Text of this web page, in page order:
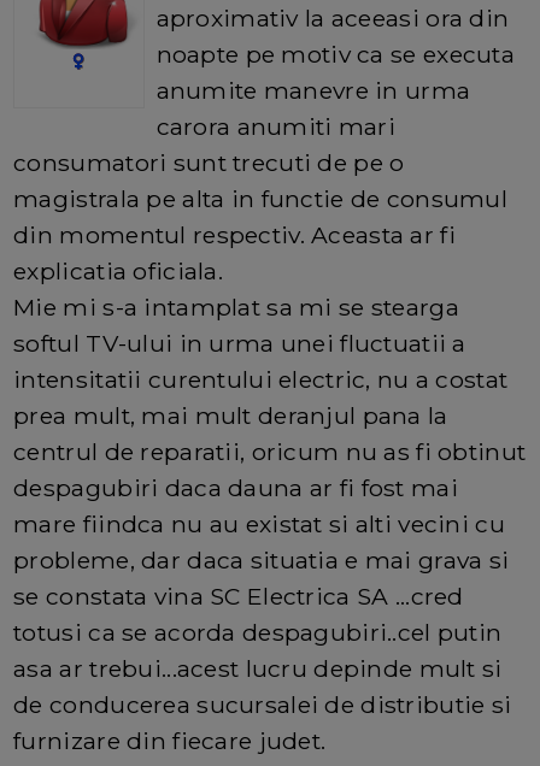
aproximativ la aceeasi ora din
noapte pe motiv ca se executa
anumite manevre in urma
carora anumiti mari
consumatori sunt trecuti de pe o
magistrala pe alta in functie de consumul
din momentul respectiv. Aceasta ar fi
explicatia oficiala.
Mie mi s-a intamplat sa mi se stearga
softul TV-ului in urma unei fluctuatii a
intensitatii curentului electric, nu a costat
prea mult, mai mult deranjul pana la
centrul de reparatii, oricum nu as fi obtinut
despagubiri daca dauna ar fi fost mai
mare fiindca nu au existat si alti vecini cu
probleme, dar daca situatia e mai grava si
se constata vina SC Electrica SA ...cred
totusi ca se acorda despagubiri..cel putin
asa ar trebui...acest lucru depinde mult si
de conducerea sucursalei de distributie si
furnizare din fiecare judet.